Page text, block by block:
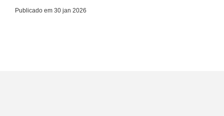
Publicado em 30 jan 2026